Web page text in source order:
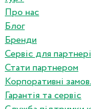
Про нас
Блог
Бренди
Сервіс для
Стати партнером
Корпоративні
Гарантія та сервіс